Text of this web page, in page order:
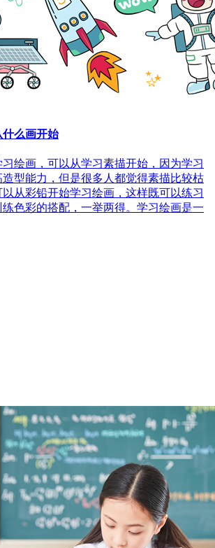
么画开始
绘画，可以从学习素描开始，因为学习
型能力，但是很多人都觉得素描比较枯
从彩铅开始学习绘画，这样既可以练习
色彩的搭配，一举两得。学习绘画是一